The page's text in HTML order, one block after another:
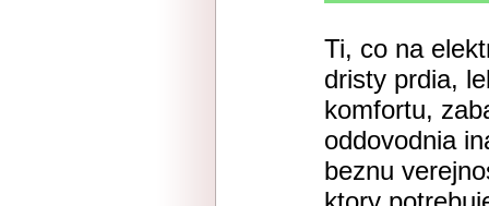
Ti, co na
dristy prdia,
komfortu,
oddovodnia
beznu